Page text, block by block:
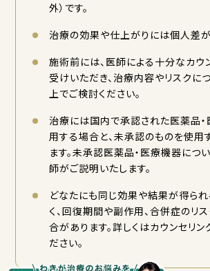
外）です。
治療の効果や仕上がりには個人差が
施術前には、医師による十分なカウ
受けいただき、治療内容やリスクに
上でご検討ください。
治療には国内で承認された医薬品
用する場合と、未承認のものを使用
ます。未承認医薬品・医療機器につ
師がご説明いたします。
どなたにも同じ効果や結果が得ら
く、回復期間や副作用、合併症のリ
合があります。詳しくはカウンセリン
ださい。